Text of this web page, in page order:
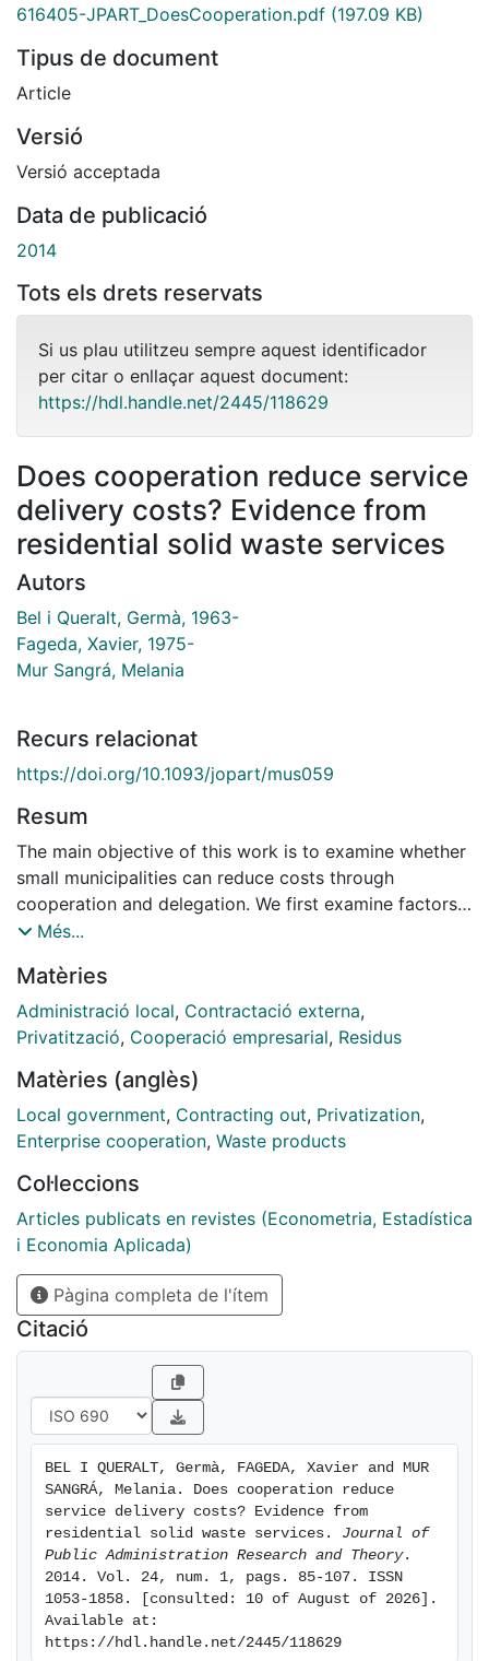
616405-JPART_DoesCooperation.pdf (197.09 KB)
Tipus de document
Article
Versió
Versió acceptada
Data de publicació
2014
Tots els drets reservats
Si us plau utilitzeu sempre aquest identificador
per citar o enllaçar aquest document:
https://hdl.handle.net/2445/118629
Does cooperation reduce service
delivery costs? Evidence from
residential solid waste services
Autors
Bel i Queralt, Germà, 1963-
Fageda, Xavier, 1975-
Mur Sangrá, Melania
Recurs relacionat
https://doi.org/10.1093/jopart/mus059
Resum
The main objective of this work is to examine whether
small municipalities can reduce costs through
cooperation and delegation. We first examine factors
explaining the decision of municipalities to cooperate
case residential solid waste services, to another
government. Furthermore, we estimate the impact of
cooperation on the costs of providing residential solid
sample of small Spanish municipalities. Results of the
empirical analysis suggest that cooperation is a
pragmatic choice for municipalities with a sub-optimal
lower costs for residential solid waste services than
those that do not. Furthermore, we find that
cooperation allows municipalities to save costs once
we control for the form of production and other
factors explaining costs.
Més...
Matèries
Administració local, Contractació externa,
Privatització, Cooperació empresarial, Residus
Matèries (anglès)
Local government, Contracting out, Privatization,
Enterprise cooperation, Waste products
Col·leccions
Articles publicats en revistes (Econometria, Estadística
i Economia Aplicada)
Pàgina completa de l'ítem
Citació
BEL I QUERALT, Germà, FAGEDA, Xavier and MUR
SANGRÁ, Melania. Does cooperation reduce
service delivery costs? Evidence from
residential solid waste services. Journal of
Public Administration Research and Theory.
2014. Vol. 24, num. 1, pags. 85-107. ISSN
1053-1858. [consulted: 10 of August of 2026].
Available at:
https://hdl.handle.net/2445/118629